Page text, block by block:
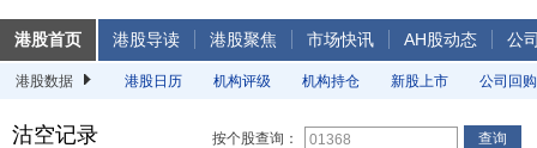
港股首页 港股导读 港股聚焦 市场快讯 AH股动态 公
港股数据 港股日历 机构评级 机构持仓 新股上市 公司回购
沽空记录 按个股查询：